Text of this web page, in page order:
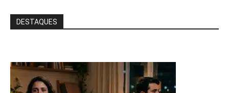
DESTAQUES